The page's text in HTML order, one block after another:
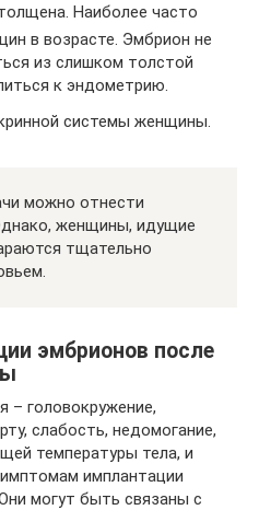
Наиболее часто
в возрасте. Эмбрион не
из слишком толстой
к эндометрию.
системы женщины.
можно отнести
женщины, идущие
тщательно
эмбрионов после
головокружение,
слабость, недомогание,
температуры тела, и
имплантации
могут быть связаны с